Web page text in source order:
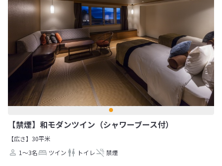
【禁煙】和モダンツイン（シャワーブース付）
【広さ】30平米
1～3名
ツイン トイレ 禁煙